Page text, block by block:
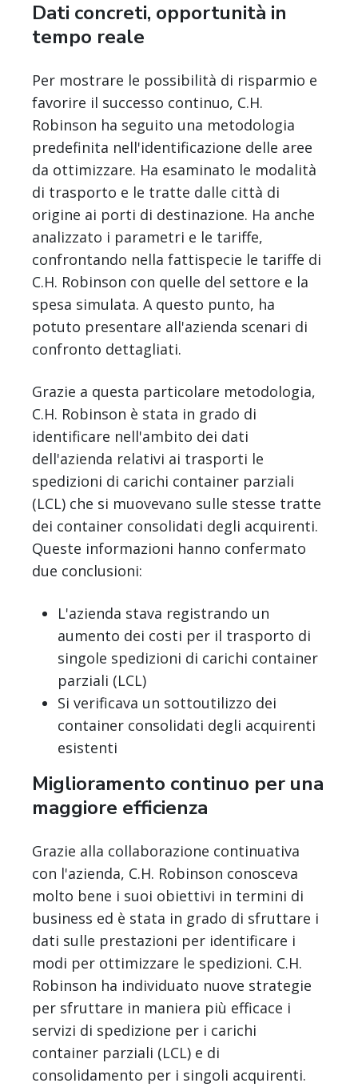
Dati concreti, opportunità in
tempo reale
Per mostrare le possibilità di risparmio e
favorire il successo continuo, C.H.
Robinson ha seguito una metodologia
predefinita nell'identificazione delle aree
da ottimizzare. Ha esaminato le modalità
di trasporto e le tratte dalle città di
origine ai porti di destinazione. Ha anche
analizzato i parametri e le tariffe,
confrontando nella fattispecie le tariffe di
C.H. Robinson con quelle del settore e la
spesa simulata. A questo punto, ha
potuto presentare all'azienda scenari di
confronto dettagliati.
Grazie a questa particolare metodologia,
C.H. Robinson è stata in grado di
identificare nell'ambito dei dati
dell'azienda relativi ai trasporti le
spedizioni di carichi container parziali
(LCL) che si muovevano sulle stesse tratte
dei container consolidati degli acquirenti.
Queste informazioni hanno confermato
due conclusioni:
L'azienda stava registrando un
aumento dei costi per il trasporto di
singole spedizioni di carichi container
parziali (LCL)
Si verificava un sottoutilizzo dei
container consolidati degli acquirenti
esistenti
Miglioramento continuo per una
maggiore efficienza
Grazie alla collaborazione continuativa
con l'azienda, C.H. Robinson conosceva
molto bene i suoi obiettivi in termini di
business ed è stata in grado di sfruttare i
dati sulle prestazioni per identificare i
modi per ottimizzare le spedizioni. C.H.
Robinson ha individuato nuove strategie
per sfruttare in maniera più efficace i
servizi di spedizione per i carichi
container parziali (LCL) e di
consolidamento per i singoli acquirenti.